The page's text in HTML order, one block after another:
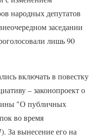
народных депутатов
заседании
лишь 90
включать в повестку
– законопроект о
"О публичных
во время
За вынесение его на